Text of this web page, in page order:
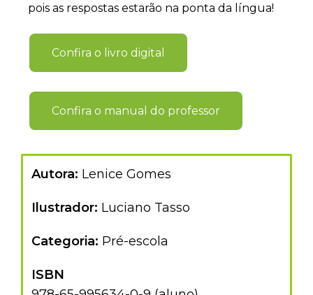
pois as respostas estarão na ponta da língua!
Confira o livro digital
Confira o manual do professor
Autora: Lenice Gomes
Ilustrador: Luciano Tasso
Categoria: Pré-escola
ISBN